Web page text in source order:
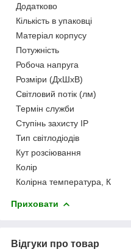
Додатково
Кількість в упаковці
Матеріал корпусу
Потужність
Робоча напруга
Розміри (ДхШхВ)
Світловий потік (лм)
Термін служби
Ступінь захисту IP
Тип світлодіодів
Кут розсіювання
Колір
Колірна температура, К
Приховати
Відгуки про товар